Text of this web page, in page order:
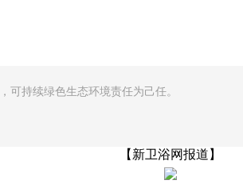
可持续绿色生态环境责任为己任。
【新卫浴网报道】